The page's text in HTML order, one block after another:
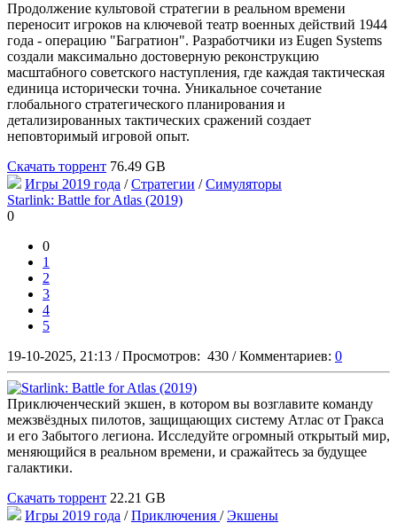
Продолжение культовой стратегии в реальном времени
переносит игроков на ключевой театр военных действий 1944
года - операцию "Багратион". Разработчики из Eugen Systems
создали максимально достоверную реконструкцию
масштабного советского наступления, где каждая тактическая
единица исторически точна. Уникальное сочетание
глобального стратегического планирования и
детализированных тактических сражений создает
неповторимый игровой опыт.
Скачать торрент 76.49 GB
Игры 2019 года /Стратегии /Симуляторы
Starlink: Battle for Atlas (2019)
0
0
1
2
3
4
5
19-10-2025, 21:13 / Просмотров: 430 / Комментариев: 0
Приключенческий экшен, в котором вы возглавите команду
межзвёздных пилотов, защищающих систему Атлас от Гракса
и его Забытого легиона. Исследуйте огромный открытый мир,
меняющийся в реальном времени, и сражайтесь за будущее
галактики.
Скачать торрент 22.21 GB
Игры 2019 года /Приключения /Экшены